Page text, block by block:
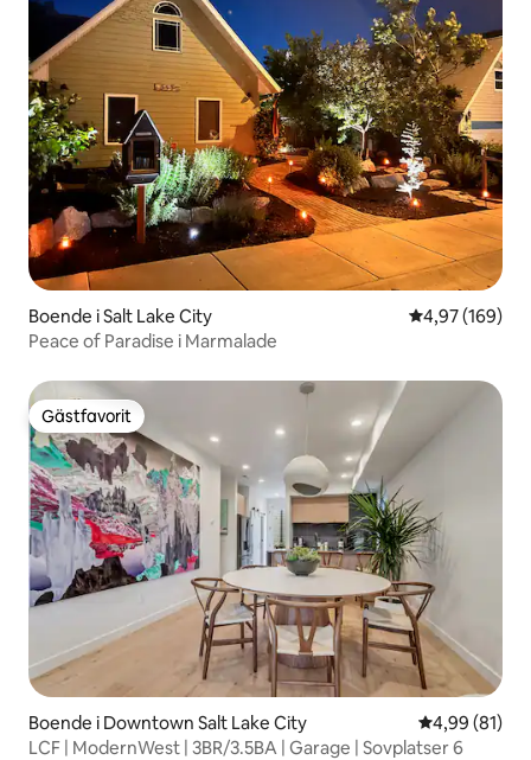
Boende i Salt Lake City 4,97 av 5 i
4,97 (169)
Peace of Paradise i Marmalade
Gästfavorit
Gästfavorit
Boende i Downtown Salt Lake City 4,99 av 5 i
4,99 (81)
LCF | ModernWest | 3BR/3.5BA | Garage | Sovplatser 6